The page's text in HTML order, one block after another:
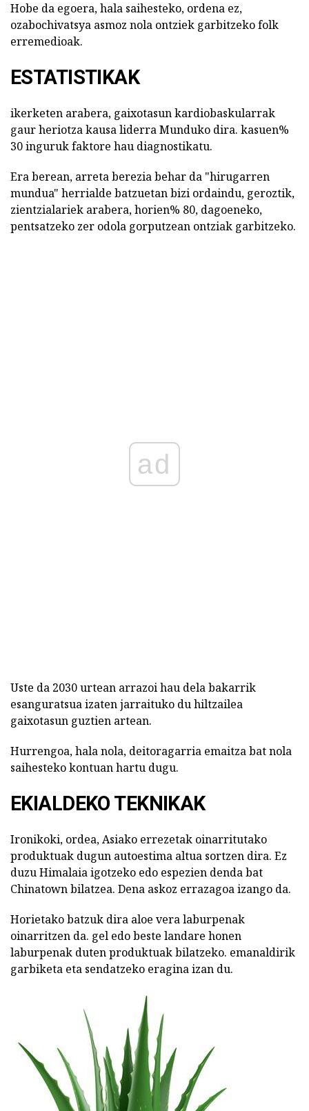
Hobe da egoera, hala saihesteko, ordena ez,
ozabochivatsya asmoz nola ontziek garbitzeko folk
erremedioak.
ESTATISTIKAK
ikerketen arabera, gaixotasun kardiobaskularrak
gaur heriotza kausa liderra Munduko dira. kasuen%
30 inguruk faktore hau diagnostikatu.
Era berean, arreta berezia behar da "hirugarren
mundua" herrialde batzuetan bizi ordaindu, geroztik,
zientzialariek arabera, horien% 80, dagoeneko,
pentsatzeko zer odola gorputzean ontziak garbitzeko.
ad
Uste da 2030 urtean arrazoi hau dela bakarrik
esanguratsua izaten jarraituko du hiltzailea
gaixotasun guztien artean.
Hurrengoa, hala nola, deitoragarria emaitza bat nola
saihesteko kontuan hartu dugu.
EKIALDEKO TEKNIKAK
Ironikoki, ordea, Asiako errezetak oinarritutako
produktuak dugun autoestima altua sortzen dira. Ez
duzu Himalaia igotzeko edo espezien denda bat
Chinatown bilatzea. Dena askoz errazagoa izango da.
Horietako batzuk dira aloe vera laburpenak
oinarritzen da. gel edo beste landare honen
laburpenak duten produktuak bilatzeko. emanaldirik
garbiketa eta sendatzeko eragina izan du.